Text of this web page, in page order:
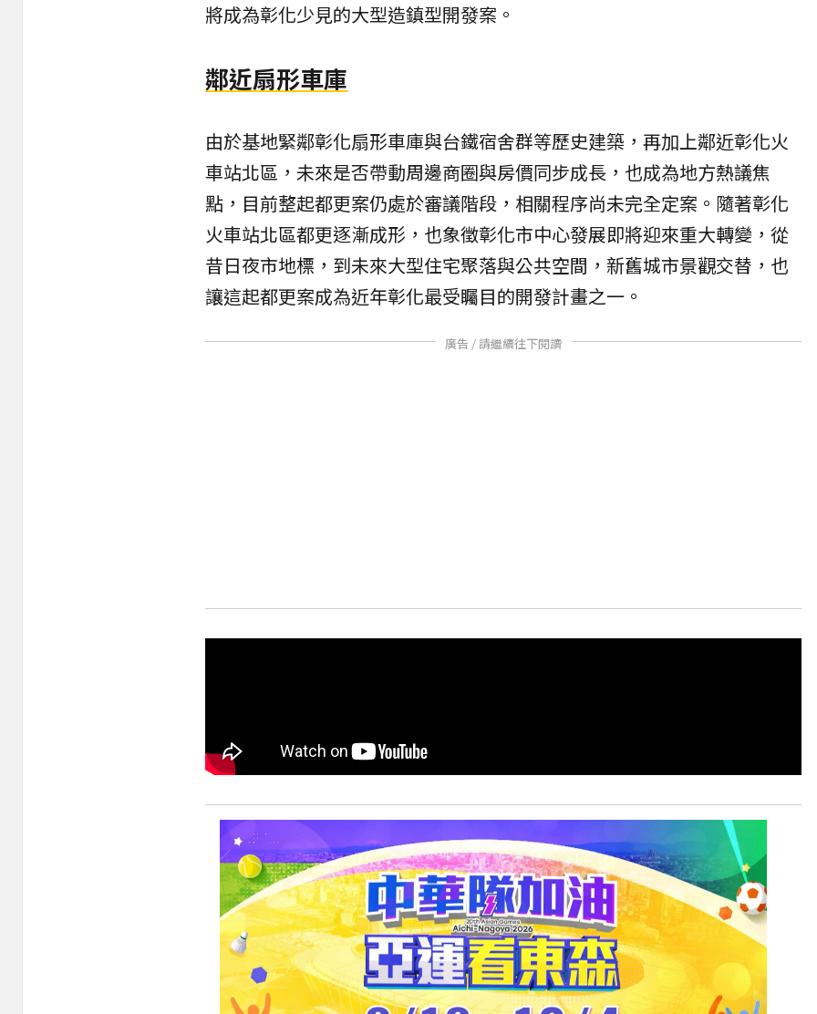
將成為彰化少見的大型造鎮型開發案。
鄰近扇形車庫
由於基地緊鄰彰化扇形車庫與台鐵宿舍群等歷史建築，再加上鄰近彰化火
車站北區，未來是否帶動周邊商圈與房價同步成長，也成為地方熱議焦
點，目前整起都更案仍處於審議階段，相關程序尚未完全定案。隨著彰化
火車站北區都更逐漸成形，也象徵彰化市中心發展即將迎來重大轉變，從
昔日夜市地標，到未來大型住宅聚落與公共空間，新舊城市景觀交替，也
讓這起都更案成為近年彰化最受矚目的開發計畫之一。
廣告 / 請繼續往下閱讀